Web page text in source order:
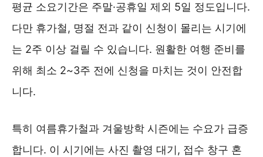
평균 소요기간은 주말·공휴일 제외 5일 정도입니다.
다만 휴가철, 명절 전과 같이 신청이 몰리는 시기에
는 2주 이상 걸릴 수 있습니다. 원활한 여행 준비를
위해 최소 2~3주 전에 신청을 마치는 것이 안전합
니다.
특히 여름휴가철과 겨울방학 시즌에는 수요가 급증
합니다. 이 시기에는 사진 촬영 대기, 접수 창구 혼